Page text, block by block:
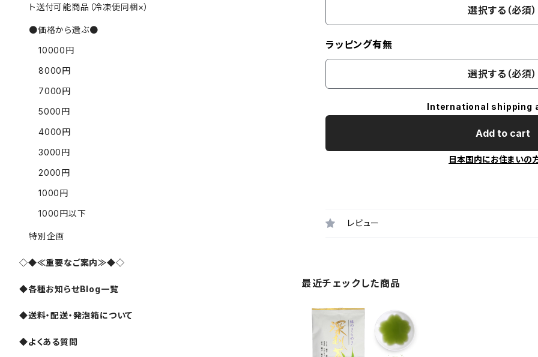
選択する（必須）
ラッピング有無
選択する（必須）
International shipping
Add to cart
日本国内にお住まいの
レビュー
最近チェックした商品
ト送付可能商品（冷凍便同梱×）
●価格から選ぶ●
10000円
8000円
7000円
5000円
4000円
3000円
2000円
1000円
1000円以下
特別企画
◇◆≪重要なご案内≫◆◇
◆各種お知らせBlog一覧
◆送料・配送・発泡箱について
◆よくある質問